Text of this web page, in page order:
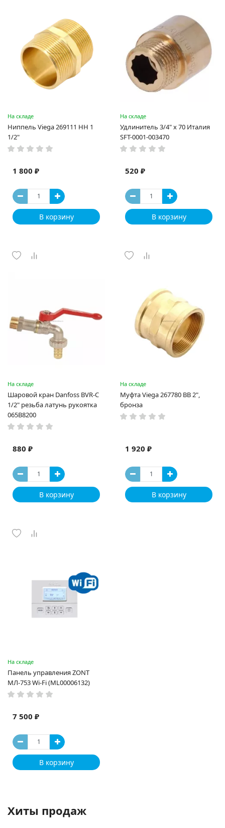
На складе
Ниппель Viega 269111 HH 1
1/2"
1 800 ₽
В корзину
На складе
Удлинитель 3/4" x 70 Италия
SFT-0001-003470
520 ₽
В корзину
На складе
Шаровой кран Danfoss BVR-C
1/2" резьба латунь рукоятка
065B8200
880 ₽
В корзину
На складе
Муфта Viega 267780 ВВ 2",
бронза
1 920 ₽
В корзину
На складе
Панель управления ZONT
МЛ-753 Wi-Fi (ML00006132)
7 500 ₽
В корзину
Хиты продаж